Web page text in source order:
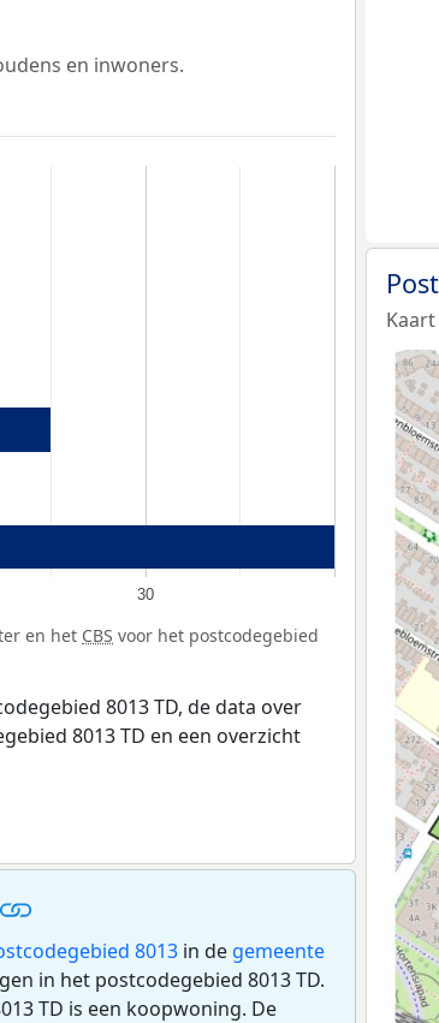
en inwoners.
30
en het CBS voor het postcodegebied
8013 TD, de data over
8013 TD en een overzicht
8013 in de gemeente
in het postcodegebied 8013 TD.
TD is een koopwoning. De